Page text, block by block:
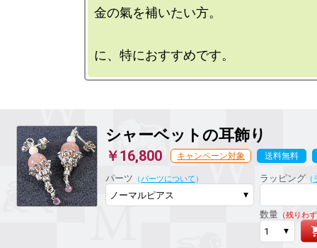
金の氣を補いたい方。
シャーベットの耳飾り
￥16,800 キャンペーン対象
送料無料
ラッピング対応
パーツ （パーツについて ） ラッピング （
数量（残りわ